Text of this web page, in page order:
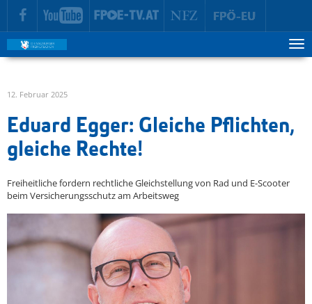
zur Hauptnavigation springen
zum Inhalt springen
12. Februar 2025
Eduard Egger: Gleiche Pflichten,
gleiche Rechte!
Freiheitliche fordern rechtliche Gleichstellung von Rad und E-Scooter
beim Versicherungsschutz am Arbeitsweg